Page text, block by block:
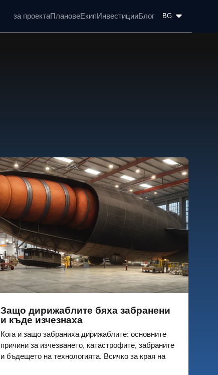
за проектаПлановеEкипИнвестицииБлог BG
Защо дирижаблите бяха забранени
и къде изчезнаха
Кога и защо забраниха дирижаблите: основните
причини за изчезването, катастрофите, забраните
и бъдещето на технологията. Всичко за края на